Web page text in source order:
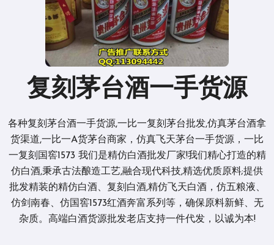
复刻茅台酒一手货源
各种复刻茅台酒一手货源,一比一复刻茅台批发,仿真茅台酒拿
货渠道,一比一A货茅台商家，仿真飞天茅台一手货源，一比
一复刻国窖1573 我们是精仿白酒批发厂家!我们精心打造的精
仿白酒,秉承古法酿造工艺,融合现代科技,精选优质原料;提供
批发精装的精仿白酒、复刻白酒,精仿飞天白酒，仿五粮液、
仿剑南春、仿国窖1573红酒奔富系列等，确保原料新鲜、无
杂质。高端白酒货源批发老店支持一件代发，以诚为本!